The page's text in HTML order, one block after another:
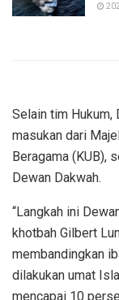
Selain tim Hukum,
masukan dari
Beragama (KUB),
Dewan Dakwah.
“Langkah ini
khotbah Gilbert
membandingkan
dilakukan umat
mencapai 10